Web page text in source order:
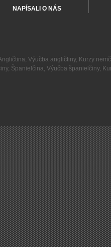
NAPÍSALI O NÁS
, Výučba angličtiny, Kurzy
, Španielčina, Výučba španielčiny,